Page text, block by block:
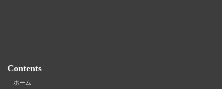
Contents
ホーム